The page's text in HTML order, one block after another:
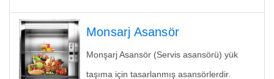
Monsarj Asansör
Monşarj Asansör (Servis asansörü) yük
taşıma için tasarlanmış asansörlerdir.